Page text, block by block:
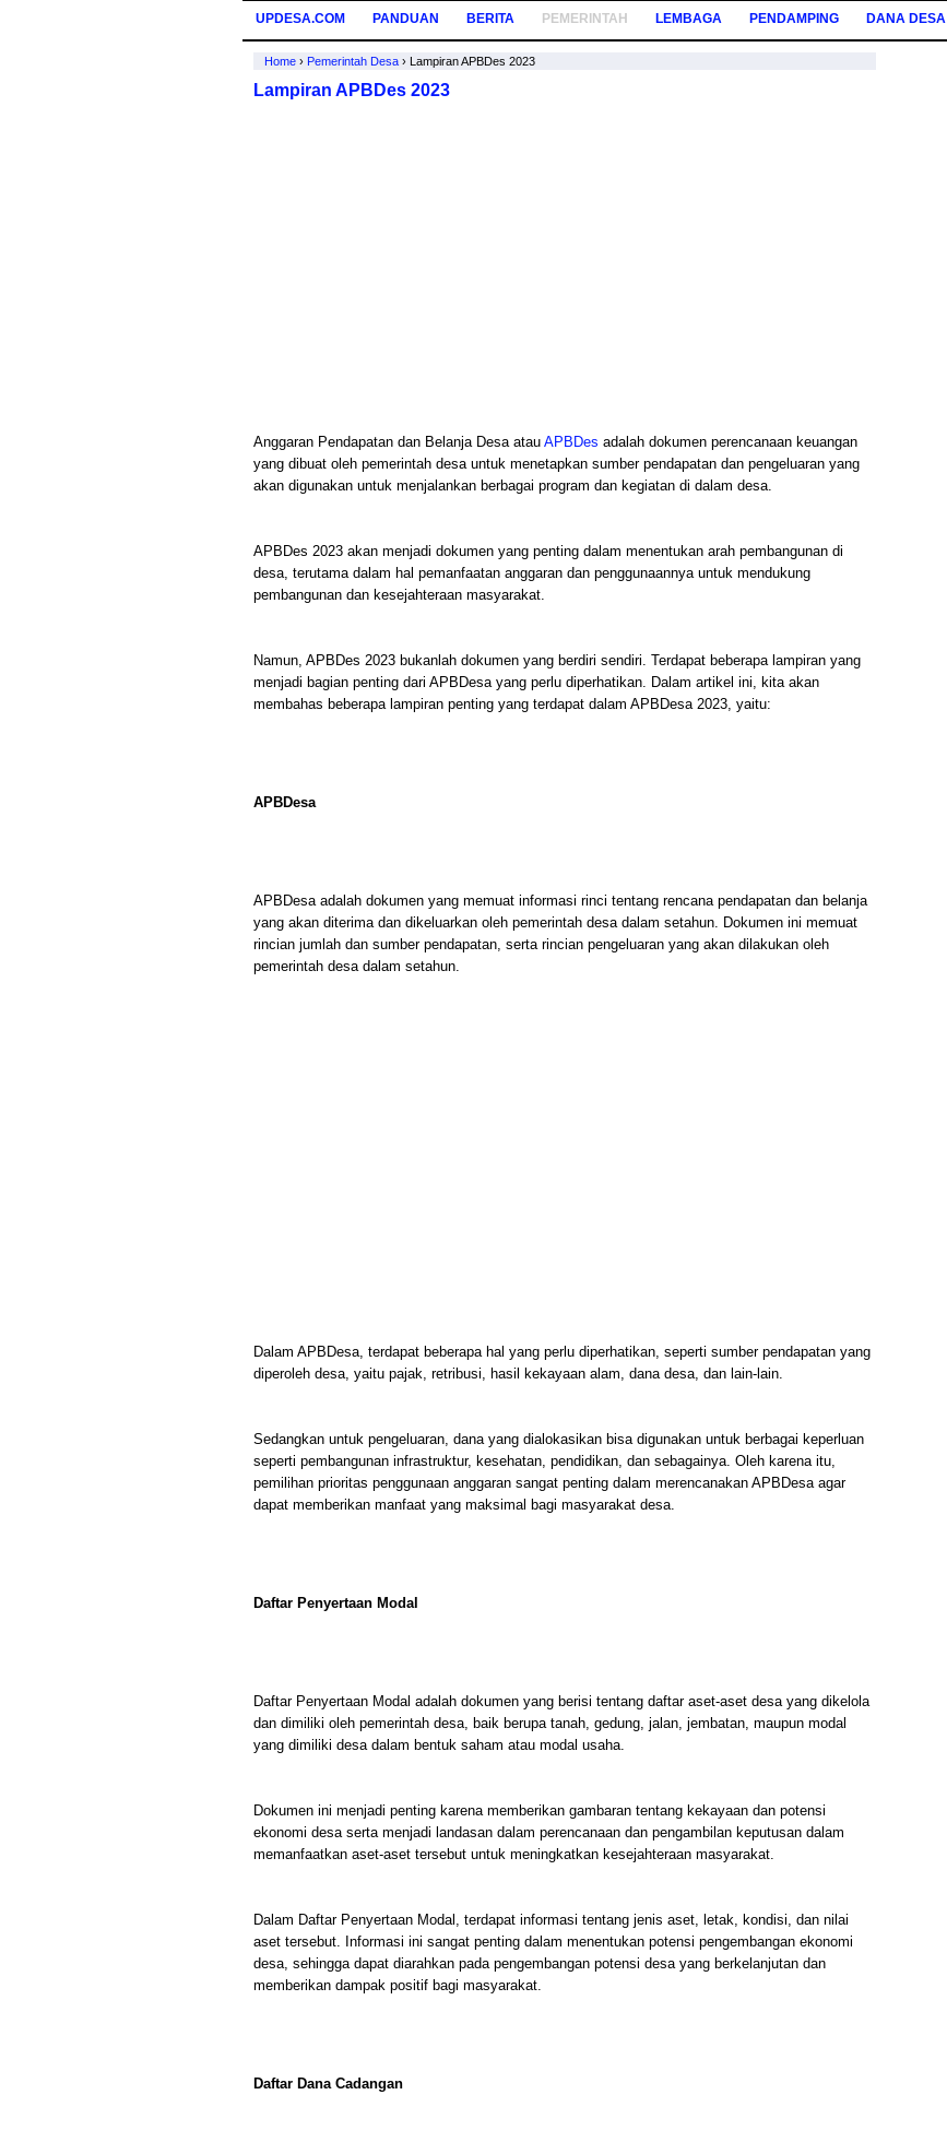
UPDESA.COM PANDUAN BERITA PEMERINTAH LEMBAGA PENDAMPING DANA DESA
Home › Pemerintah Desa › Lampiran APBDes 2023
Lampiran APBDes 2023
Anggaran Pendapatan dan Belanja Desa atau APBDes adalah dokumen perencanaan keuangan
yang dibuat oleh pemerintah desa untuk menetapkan sumber pendapatan dan pengeluaran yang
akan digunakan untuk menjalankan berbagai program dan kegiatan di dalam desa.
APBDes 2023 akan menjadi dokumen yang penting dalam menentukan arah pembangunan di
desa, terutama dalam hal pemanfaatan anggaran dan penggunaannya untuk mendukung
pembangunan dan kesejahteraan masyarakat.
Namun, APBDes 2023 bukanlah dokumen yang berdiri sendiri. Terdapat beberapa lampiran yang
menjadi bagian penting dari APBDesa yang perlu diperhatikan. Dalam artikel ini, kita akan
membahas beberapa lampiran penting yang terdapat dalam APBDesa 2023, yaitu:
APBDesa
APBDesa adalah dokumen yang memuat informasi rinci tentang rencana pendapatan dan belanja
yang akan diterima dan dikeluarkan oleh pemerintah desa dalam setahun. Dokumen ini memuat
rincian jumlah dan sumber pendapatan, serta rincian pengeluaran yang akan dilakukan oleh
pemerintah desa dalam setahun.
Dalam APBDesa, terdapat beberapa hal yang perlu diperhatikan, seperti sumber pendapatan yang
diperoleh desa, yaitu pajak, retribusi, hasil kekayaan alam, dana desa, dan lain-lain.
Sedangkan untuk pengeluaran, dana yang dialokasikan bisa digunakan untuk berbagai keperluan
seperti pembangunan infrastruktur, kesehatan, pendidikan, dan sebagainya. Oleh karena itu,
pemilihan prioritas penggunaan anggaran sangat penting dalam merencanakan APBDesa agar
dapat memberikan manfaat yang maksimal bagi masyarakat desa.
Daftar Penyertaan Modal
Daftar Penyertaan Modal adalah dokumen yang berisi tentang daftar aset-aset desa yang dikelola
dan dimiliki oleh pemerintah desa, baik berupa tanah, gedung, jalan, jembatan, maupun modal
yang dimiliki desa dalam bentuk saham atau modal usaha.
Dokumen ini menjadi penting karena memberikan gambaran tentang kekayaan dan potensi
ekonomi desa serta menjadi landasan dalam perencanaan dan pengambilan keputusan dalam
memanfaatkan aset-aset tersebut untuk meningkatkan kesejahteraan masyarakat.
Dalam Daftar Penyertaan Modal, terdapat informasi tentang jenis aset, letak, kondisi, dan nilai
aset tersebut. Informasi ini sangat penting dalam menentukan potensi pengembangan ekonomi
desa, sehingga dapat diarahkan pada pengembangan potensi desa yang berkelanjutan dan
memberikan dampak positif bagi masyarakat.
Daftar Dana Cadangan